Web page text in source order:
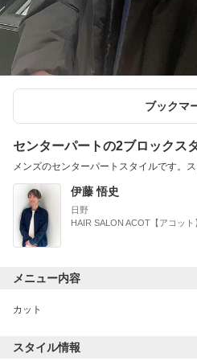
ブックマ
センターパートの2ブロックス
メンズのセンターパートスタイルです。
伊藤 悟史
日野
HAIR SALON ACOT【アコット
メニュー内容
カット
スタイル情報